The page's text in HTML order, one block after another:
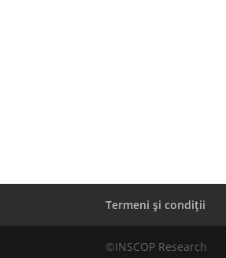
Termeni și condiții
©INSCOP Research